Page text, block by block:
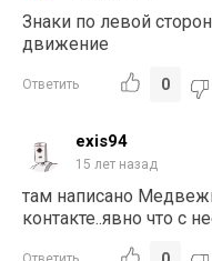
Знаки по левой
движение
Ответить 0
exis94
15 лет назад
там написано
контакте..явно что с